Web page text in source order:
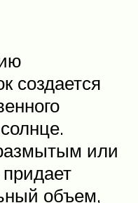
создается
или
объем,